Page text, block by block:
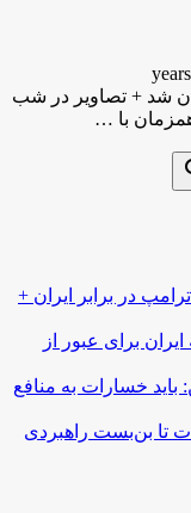
شد + تصاویر در شب
با …
در برابر ایران +
برای عبور از
خسارات به منافع
تا بن‌بست راهبردی